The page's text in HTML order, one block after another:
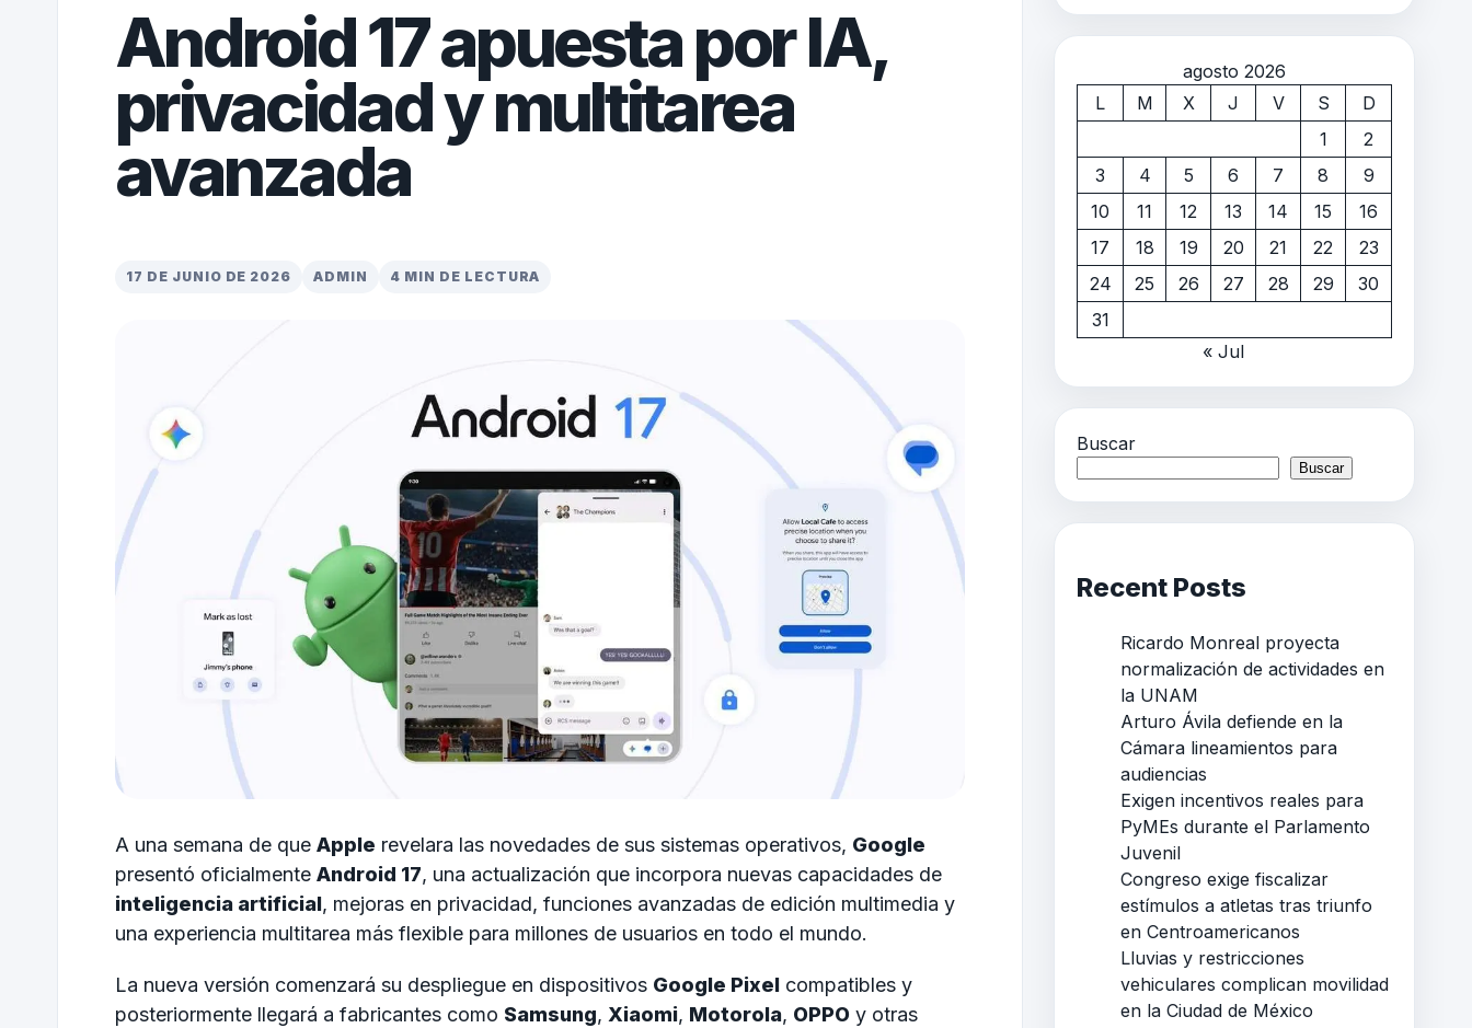
Android 17 apuesta por IA,
privacidad y multitarea
avanzada
17 DE JUNIO DE 2026 ADMIN 4 MIN DE LECTURA
A una semana de que Apple revelara las novedades de sus sistemas operativos, Google
presentó oficialmente Android 17, una actualización que incorpora nuevas capacidades de
inteligencia artificial, mejoras en privacidad, funciones avanzadas de edición multimedia y
una experiencia multitarea más flexible para millones de usuarios en todo el mundo.
La nueva versión comenzará su despliegue en dispositivos Google Pixel compatibles y
posteriormente llegará a fabricantes como Samsung, Xiaomi, Motorola, OPPO y otras
agosto 2026
L
M X J V S
D
1
2
3
4 5 6 7 8
9
10
11 12 13 14 15
16
17
18 19 20 21 22
23
24
25 26 27 28 29
30
31
« Jul
Buscar
Buscar
Recent Posts
Ricardo Monreal proyecta
normalización de actividades en
la UNAM
Arturo Ávila defiende en la
Cámara lineamientos para
audiencias
Exigen incentivos reales para
PyMEs durante el Parlamento
Juvenil
Congreso exige fiscalizar
estímulos a atletas tras triunfo
en Centroamericanos
Lluvias y restricciones
vehiculares complican movilidad
en la Ciudad de México